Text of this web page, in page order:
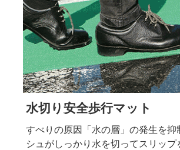
水切り安全歩行マット
すべりの原因「水の層」の発生を抑
シュがしっかり水を切ってスリップ